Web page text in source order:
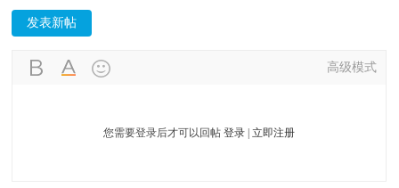
发表新帖
高级模式
您需要登录后才可以回帖登录 |立即注册